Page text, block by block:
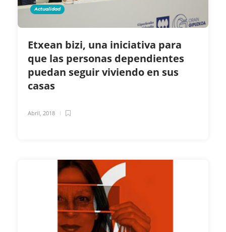
Actualidad
Etxean bizi, una iniciativa para
que las personas dependientes
puedan seguir viviendo en sus
casas
Abril, 2018